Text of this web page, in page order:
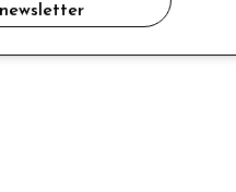
newsletter